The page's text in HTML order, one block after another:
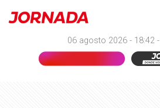
06 agosto 2026 - 18:42 -